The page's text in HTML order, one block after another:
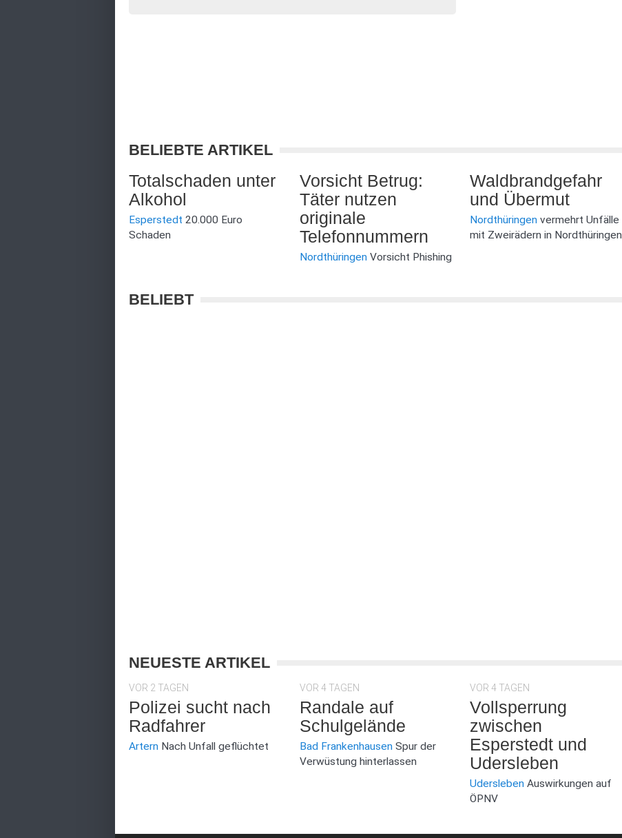
BELIEBTE ARTIKEL
Totalschaden unter
Alkohol
Esperstedt 20.000 Euro
Schaden
Vorsicht Betrug:
Täter nutzen
originale
Telefonnummern
NordthüringenVorsicht Phishing
Waldbrandgefahr
und Übermut
Nordthüringen vermehrt Unfälle
mit Zweirädern in Nordthüringen
BELIEBT
NEUESTE ARTIKEL
VOR 2 TAGEN
Polizei sucht nach
Radfahrer
Artern Nach Unfall geflüchtet
VOR 4 TAGEN
Randale auf
Schulgelände
Bad FrankenhausenSpur der
Verwüstung hinterlassen
VOR 4 TAGEN
Vollsperrung
zwischen
Esperstedt und
Udersleben
Udersleben Auswirkungen auf
ÖPNV